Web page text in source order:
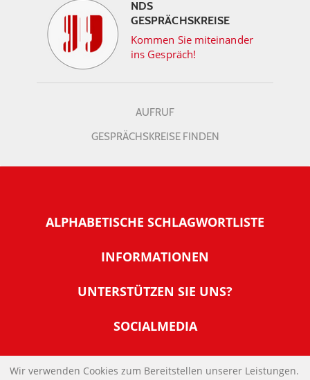
NDS
GESPRÄCHSKREISE
Kommen Sie miteinander
ins Gespräch!
AUFRUF
GESPRÄCHSKREISE FINDEN
ALPHABETISCHE SCHLAGWORTLISTE
INFORMATIONEN
Warum NachDenkSeiten
Tipps zur Nutzung der NachDenkSeiten
Banner und E-Mail-Signaturen
UNTERSTÜTZEN SIE UNS?
Werden Sie Fördermitglied
SOCIALMEDIA
IMPRESSUM
Wir verwenden Cookies zum Bereitstellen unserer Leistungen.